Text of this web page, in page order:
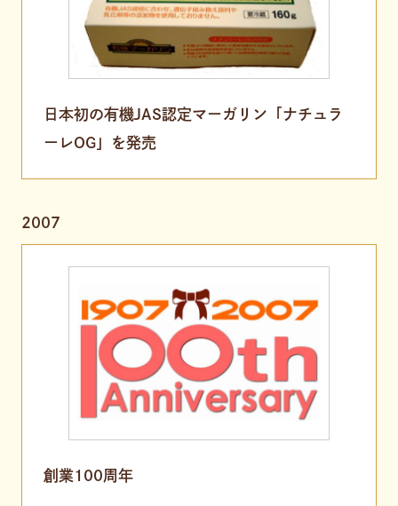
日本初の有機JAS認定マーガリン「ナチュラ
ーレOG」を発売
2007
創業100周年